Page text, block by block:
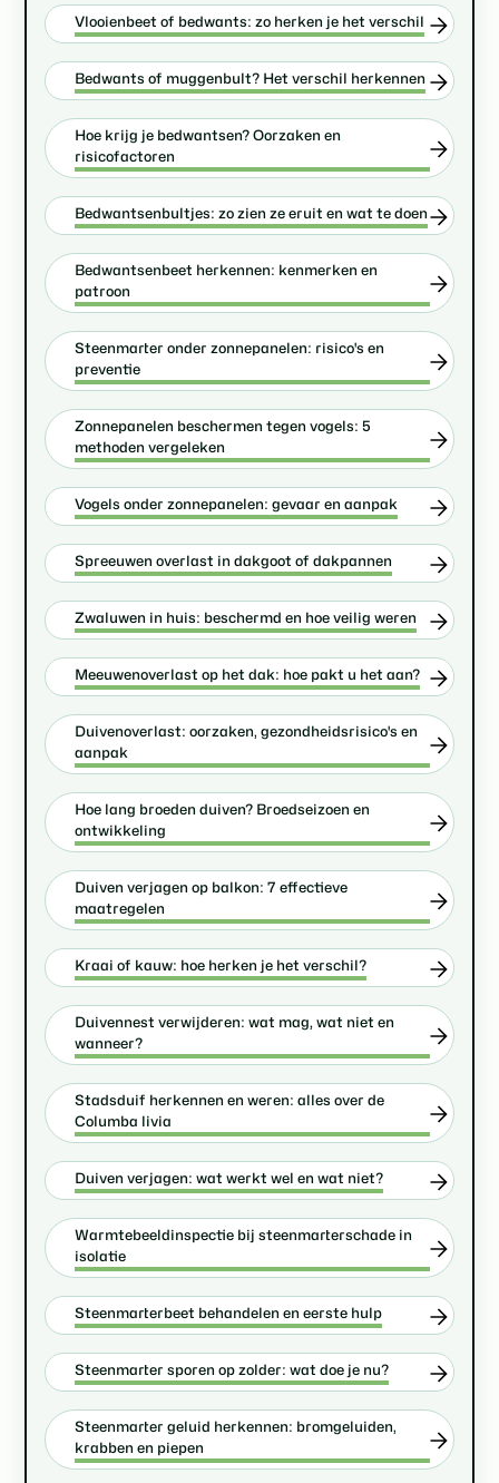
Vlooienbeet of bedwants: zo herken je het verschil
Bedwants of muggenbult? Het verschil herkennen
Hoe krijg je bedwantsen? Oorzaken en
risicofactoren
Bedwantsenbultjes: zo zien ze eruit en wat te doen
Bedwantsenbeet herkennen: kenmerken en
patroon
Steenmarter onder zonnepanelen: risico's en
preventie
Zonnepanelen beschermen tegen vogels: 5
methoden vergeleken
Vogels onder zonnepanelen: gevaar en aanpak
Spreeuwen overlast in dakgoot of dakpannen
Zwaluwen in huis: beschermd en hoe veilig weren
Meeuwenoverlast op het dak: hoe pakt u het aan?
Duivenoverlast: oorzaken, gezondheidsrisico's en
aanpak
Hoe lang broeden duiven? Broedseizoen en
ontwikkeling
Duiven verjagen op balkon: 7 effectieve
maatregelen
Kraai of kauw: hoe herken je het verschil?
Duivennest verwijderen: wat mag, wat niet en
wanneer?
Stadsduif herkennen en weren: alles over de
Columba livia
Duiven verjagen: wat werkt wel en wat niet?
Warmtebeeldinspectie bij steenmarterschade in
isolatie
Steenmarterbeet behandelen en eerste hulp
Steenmarter sporen op zolder: wat doe je nu?
Steenmarter geluid herkennen: bromgeluiden,
krabben en piepen